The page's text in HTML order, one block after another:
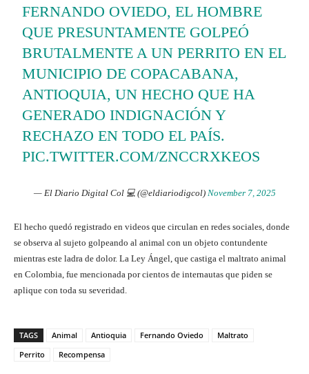
FERNANDO OVIEDO, EL HOMBRE
QUE PRESUNTAMENTE GOLPEÓ
BRUTALMENTE A UN PERRITO EN EL
MUNICIPIO DE COPACABANA,
ANTIOQUIA, UN HECHO QUE HA
GENERADO INDIGNACIÓN Y
RECHAZO EN TODO EL PAÍS.
PIC.TWITTER.COM/ZNCCRXKEOS
— El Diario Digital Col 💻 (@eldiariodigcol) November 7, 2025
El hecho quedó registrado en videos que circulan en redes sociales, donde
se observa al sujeto golpeando al animal con un objeto contundente
mientras este ladra de dolor. La Ley Ángel, que castiga el maltrato animal
en Colombia, fue mencionada por cientos de internautas que piden se
aplique con toda su severidad.
TAGS Animal Antioquia Fernando Oviedo
Maltrato
Perrito
Recompensa